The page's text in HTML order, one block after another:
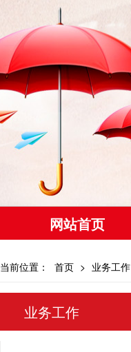
网站首页
当前位置： 首页 > 业务工作
业务工作